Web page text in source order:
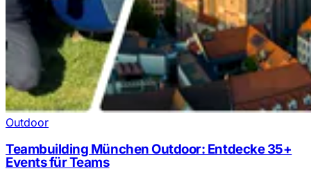
Outdoor
Teambuilding München Outdoor: Entdecke 35+
Events für Teams